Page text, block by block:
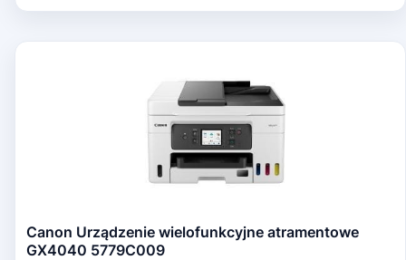
Canon Urządzenie wielofunkcyjne atramentowe
GX4040 5779C009